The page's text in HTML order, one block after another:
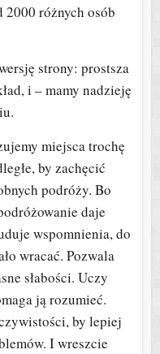
2000 różnych osób
strony: prostsza
i – mamy nadzieję
miejsca trochę
by zachęcić
podróży. Bo
daje
wspomnienia, do
wracać. Pozwala
słabości. Uczy
ją rozumieć.
by lepiej
I wreszcie